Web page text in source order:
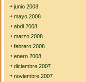
junio 2008
mayo 2008
abril 2008
marzo 2008
febrero 2008
enero 2008
diciembre 2007
noviembre 2007